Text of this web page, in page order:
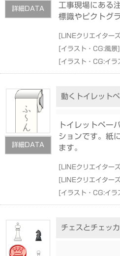
詳細DATA
工事現場にある
標識やピクトグ
[ LINEクリエイター
[イラスト・CG:風景]
[イラスト・CG:イラ
詳細DATA
動くトイレット
トイレットペー
ションです。紙
ます。
[ LINEクリエイター
[ LINEクリエイター
[イラスト・CG:イラ
チェスとチェッ